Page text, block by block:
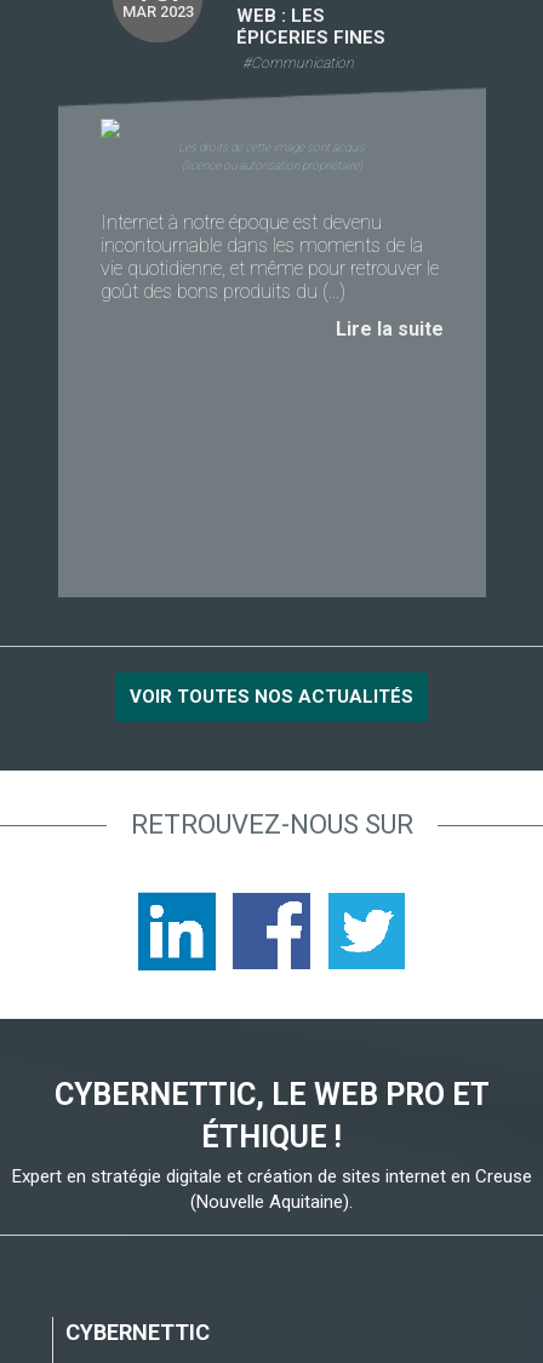
MAR 2023
WEB : LES
ÉPICERIES FINES
#Communication
Les droits de cette image sont acquis
(licence ou autorisation propriétaire)
Internet à notre époque est devenu
incontournable dans les moments de la
vie quotidienne, et même pour retrouver le
goût des bons produits du (...)
Lire la suite
VOIR TOUTES NOS ACTUALITÉS
RETROUVEZ-NOUS SUR
CYBERNETTIC, LE WEB PRO ET
ÉTHIQUE !
Expert en stratégie digitale et création de sites internet en Creuse
(Nouvelle Aquitaine).
CYBERNETTIC